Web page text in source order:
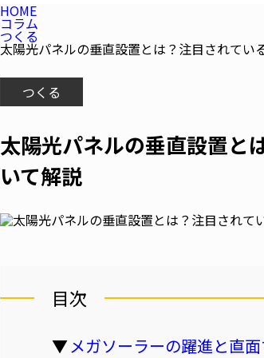
HOME
コラム
つくる
太陽光パネルの垂直設置とは？注目されてい
つくる
太陽光パネルの垂直設置と
いて解説
目次
メガソーラーの躍進と直